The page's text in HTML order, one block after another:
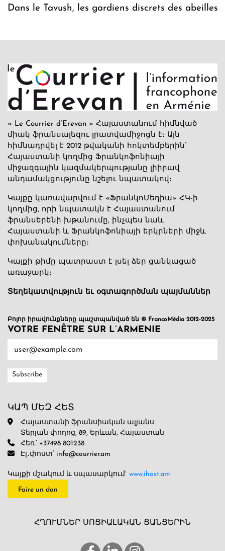
Dans le Tavush, les gardiens discrets des abeilles
« Le Courrier d’Erevan » Հայաստանում հիմնված
միակ ֆրանսալեզու լրատվամիջոցն է։ Այն
հիմնադրվել է 2012 թվականի հոկտեմբերին՝
Հայաստանի կողմից Ֆրանկոֆոնիայի
միջազգային կազմակերպությանը լիիրավ
անդամակցությունը նշելու նպատակով։
Կայքը կառավարվում է «ՖրանկոՄեդիա» ՀԿ-ի
կողմից, որի նպատակն է Հայաստանում
ֆրանսերենի խթանումը, ինչպես նաև
Հայաստանի և Ֆրանկոֆոնիայի երկրների միջև
փոխանակումները։
Կայքի թիմը պատրաստ է լսել ձեր ցանկացած
առաջարկ։
Տեղեկատվություն եւ օգտագործման պայմաններ
Բոլոր իրավունքները պաշտպանված են © FrancoMédia 2012-2025
VOTRE FENÊTRE SUR L’ARMENIE
ԿԱՊ ՄԵԶ ՀԵՏ
Հայաստանի ֆրանսիական ալյանս
Տերյան փողոց, 89, Երևան, Հայաստան
Հեռ.՝ +37498 801238
Էլ․փոստ՝ info@courrier.am
Կայքի մշակում և սպասարկում` www.ihost.am
Faire un don
ՀՂՈՒՄՆԵՐ ՍՈՑԻԱԼԱԿԱՆ ՑԱՆՑԵՐԻՆ